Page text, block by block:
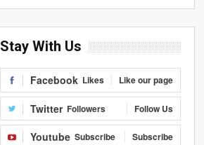
Stay With Us
Facebook Likes Like our page
Twitter Followers Follow Us
Youtube Subscribe Subscribe